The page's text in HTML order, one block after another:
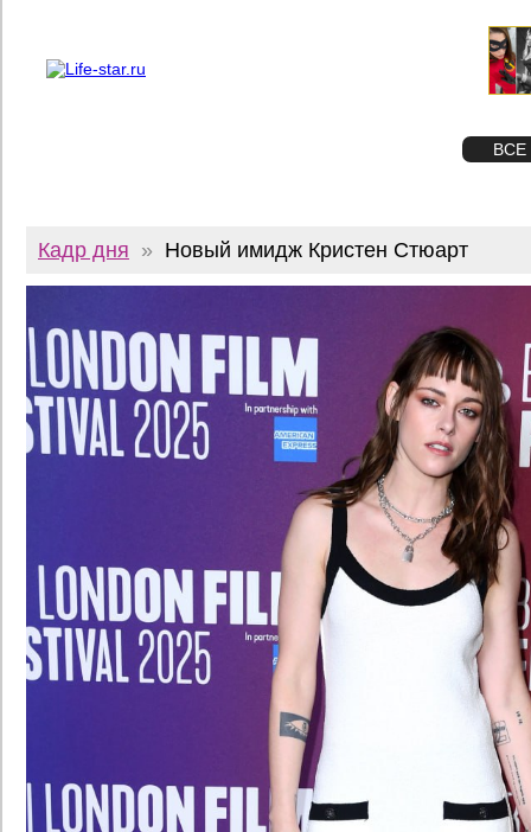
ВСЕ
Кадр дня » Новый имидж Кристен Стюарт